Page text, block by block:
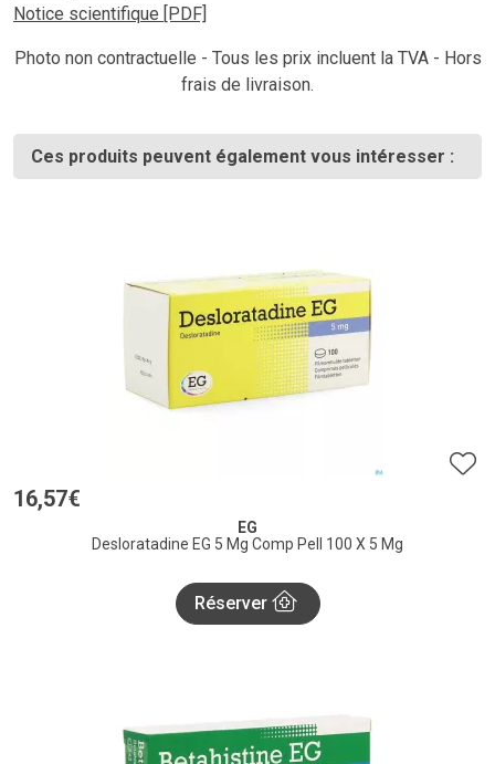
Notice scientifique [PDF]
Photo non contractuelle - Tous les prix incluent la TVA - Hors
frais de livraison.
Ces produits peuvent également vous intéresser :
16,57€
EG
Desloratadine EG 5 Mg Comp Pell 100 X 5 Mg
Réserver